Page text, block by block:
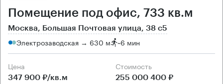
Помещение под офис, 733 кв.м
Москва, Большая Почтовая улица, 38 с5
Электрозаводская → 630 м ~6 мин
Цена
347 900 ₽/кв.м
Cтоимость
255 000 400 ₽